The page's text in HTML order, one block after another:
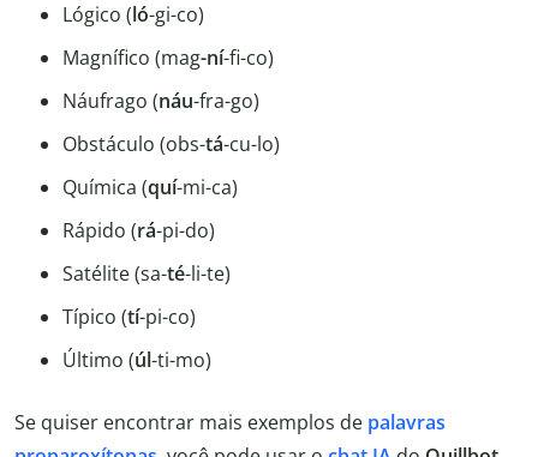
Lógico (ló-gi-co)
Magnífico (mag-ní-fi-co)
Náufrago (náu-fra-go)
Obstáculo (obs-tá-cu-lo)
Química (quí-mi-ca)
Rápido (rá-pi-do)
Satélite (sa-té-li-te)
Típico (tí-pi-co)
Último (úl-ti-mo)
Se quiser encontrar mais exemplos de palavras